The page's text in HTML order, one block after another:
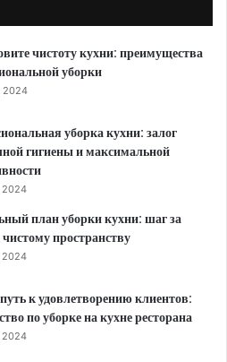
чистоту кухни: преимущества
уборки
2024
уборка кухни: залог
гигиены и максимальной
2024
план уборки кухни: шаг за
пространству
2024
к удовлетворению клиентов:
по уборке на кухне ресторана
2024